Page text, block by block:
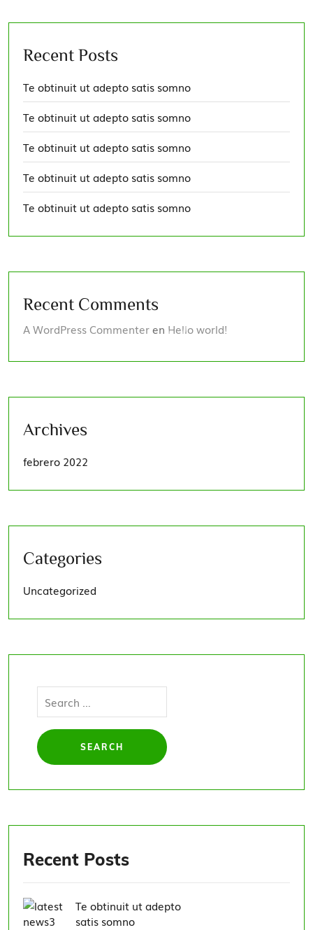
Recent Posts
Te obtinuit ut adepto satis somno
Te obtinuit ut adepto satis somno
Te obtinuit ut adepto satis somno
Te obtinuit ut adepto satis somno
Te obtinuit ut adepto satis somno
Recent Comments
A WordPress Commenteren Hello world!
Archives
febrero 2022
Categories
Uncategorized
Recent Posts
Te obtinuit ut adepto
satis somno